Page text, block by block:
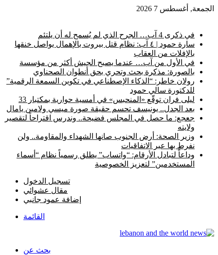
الجمعة, أغسطس 7 2026
في ذكرى 4 آب… الجرح الذي لم يُسمح له أن يلتئم
سارة حمود | ٤ آب: نظام قتل بيروت بالإهمال يواصل خنقها
بالإفلات من العقاب
في الأول من آب… عندما يصبح الجيش أكثر من مؤسسة
بالصورة: مذكرة بحث وتحري بحق أنطوان الصحناوي
رولان خاطر: “الذكاء الإصطناعي في تكوين السمعة الرقمية”
للدكتورة سالي حمود
ليلى فران توقّع «المنحبس» في أمسية حوارية بمكتبار 33
بعد الجدل.. يونيسف تحسم حقيقة صورة ميسي ولامين يامال
جعجع: ما حصل في المجلس فضيحة.. وندرس اقتراحاً لتقصير
ولايته
وزير الصحة: أرض الجنوب صانها الشهداء والمقاومة.. ولن
نفرط بها عبر الاتفاقيات
وداعاً لتبادل الأرقام: “واتساب” يطلق رسمياً نظام “أسماء
المستخدمين” لتعزيز الخصوصية
تسجيل الدخول
مقال عشوائي
إضافة عمود جانبي
القائمة
بحث عن